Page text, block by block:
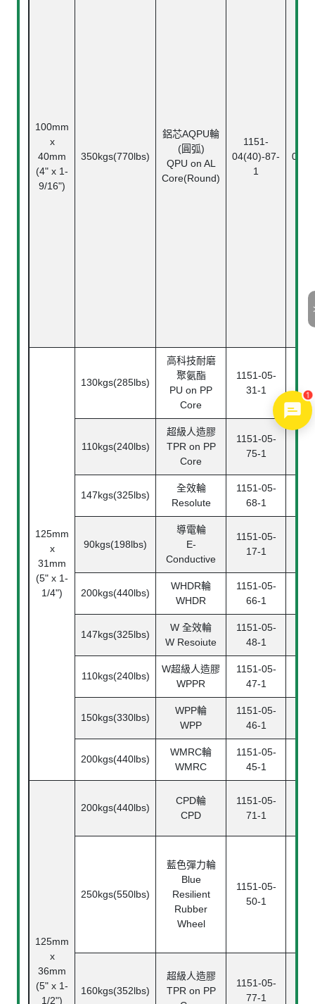
100mm
x
40mm
(4" x 1-
9/16")
350kgs(770lbs)
鋁芯AQPU輪
(圓弧)
QPU on AL
Core(Round)
1151-
04(40)-87-
1
125mm
x
31mm
(5" x 1-
1/4")
130kgs(285lbs)
高科技耐磨
聚氨酯
PU on PP
Core
1151-05-
31-1
110kgs(240lbs)
超級人造膠
TPR on PP
Core
1151-05-
75-1
147kgs(325lbs)
全效輪
Resolute
1151-05-
68-1
90kgs(198lbs)
導電輪
E-
Conductive
1151-05-
17-1
200kgs(440lbs)
WHDR輪
WHDR
1151-05-
66-1
147kgs(325lbs)
W 全效輪
W Resoiute
1151-05-
48-1
110kgs(240lbs)
W超級人造膠
WPPR
1151-05-
47-1
150kgs(330lbs)
WPP輪
WPP
1151-05-
46-1
200kgs(440lbs)
WMRC輪
WMRC
1151-05-
45-1
125mm
x
36mm
(5" x 1-
1/2")
200kgs(440lbs)
CPD輪
CPD
1151-05-
71-1
250kgs(550lbs)
藍色彈力輪
Blue
Resilient
Rubber
Wheel
1151-05-
50-1
160kgs(352lbs)
超級人造膠
TPR on PP
1151-05-
77-1
1